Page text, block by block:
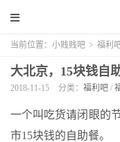
当前位置： 小贱贱吧 > 福利
大北京，15块钱自
2018-11-15 分类： 福利吧 /
一个叫吃货请闭眼的
市15块钱的自助餐。